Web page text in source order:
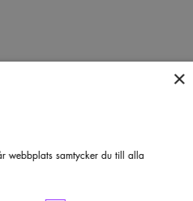
×
webbplats samtycker du till alla